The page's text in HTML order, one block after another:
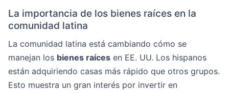
La importancia de los bienes raíces en la
comunidad latina
La comunidad latina está cambiando cómo se
manejan los bienes raíces en EE. UU. Los hispanos
están adquiriendo casas más rápido que otros grupos.
Esto muestra un gran interés por invertir en